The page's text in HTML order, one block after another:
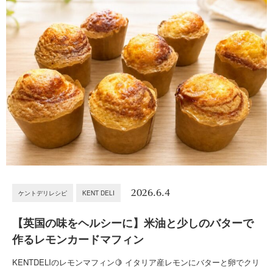
ケントデリレシピ KENT DELI 2026.6.4
【英国の味をヘルシーに】米油と少しのバターで
作るレモンカードマフィン
KENTDELIのレモンマフィン🍋 イタリア産レモンにバターと卵でクリ